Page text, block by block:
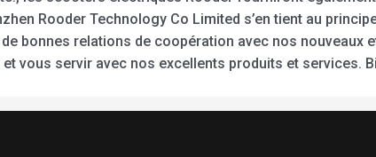
Rooder Technology Co Limited s’en tient au
bonnes relations de coopération avec nos nouveaux
vous servir avec nos excellents produits et services.